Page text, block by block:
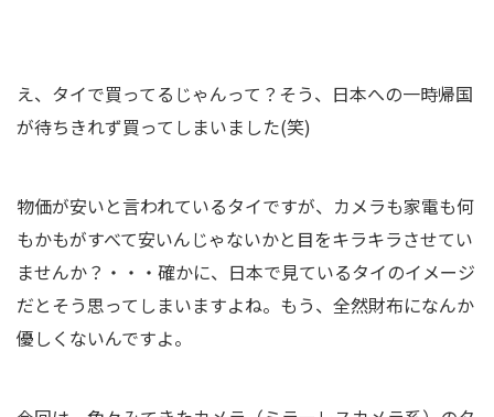
え、タイで買ってるじゃんって？そう、日本への一時帰国
が待ちきれず買ってしまいました(笑)
物価が安いと言われているタイですが、カメラも家電も何
もかもがすべて安いんじゃないかと目をキラキラさせてい
ませんか？・・・確かに、日本で見ているタイのイメージ
だとそう思ってしまいますよね。もう、全然財布になんか
優しくないんですよ。